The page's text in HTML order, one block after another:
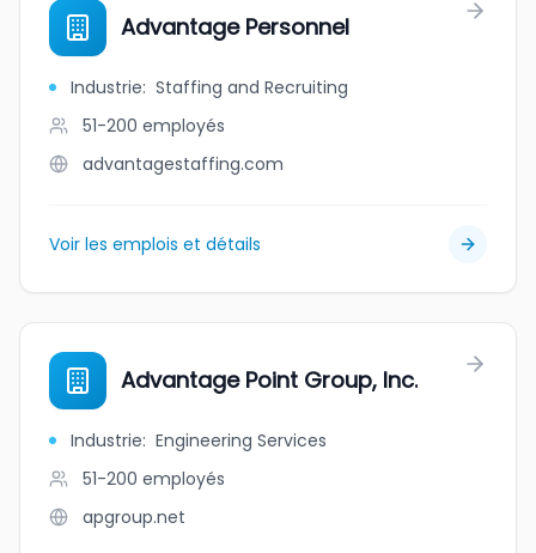
Advantage Personnel
Industrie: Staffing and Recruiting
51-200 employés
advantagestaffing.com
Voir les emplois et détails
Advantage Point Group, Inc.
Industrie: Engineering Services
51-200 employés
apgroup.net